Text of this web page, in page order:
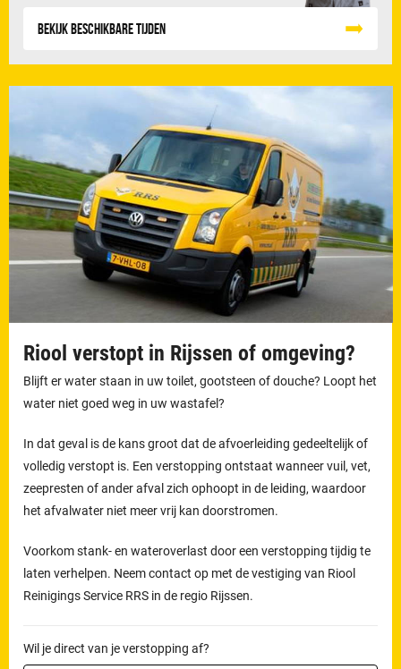
Bekijk beschikbare tijden
Riool verstopt in Rijssen of omgeving?
Blijft er water staan in uw toilet, gootsteen of douche? Loopt het
water niet goed weg in uw wastafel?
In dat geval is de kans groot dat de afvoerleiding gedeeltelijk of
volledig verstopt is. Een verstopping ontstaat wanneer vuil, vet,
zeepresten of ander afval zich ophoopt in de leiding, waardoor
het afvalwater niet meer vrij kan doorstromen.
Voorkom stank- en wateroverlast door een verstopping tijdig te
laten verhelpen. Neem contact op met de vestiging van Riool
Reinigings Service RRS in de regio Rijssen.
Wil je direct van je verstopping af?